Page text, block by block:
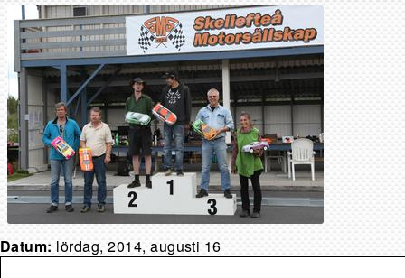
Datum: lördag, 2014, augusti 16